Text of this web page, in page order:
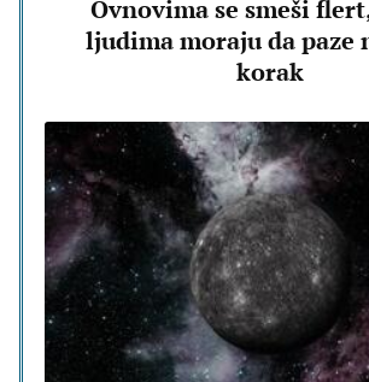
Ovnovima se smeši
ljudima moraju da paze
korak